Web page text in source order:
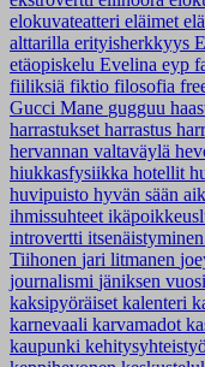
elokuvateatteri eläimet
alttarilla erityisherkkyys
etäopiskelu Evelina eyp
fiiliksiä fiktio filosofia
Gucci Mane gugguu
harrastukset harrastus
hervannan valtaväylä
hiukkasfysiikka hotellit
huvipuisto hyvän sään
ihmissuhteet
introvertti itsenäistyminen
Tiihonen jari litmanen
journalismi jäniksen vuosi
kaksipyöräiset kalenteri
karnevaali karvamadot
kaupunki